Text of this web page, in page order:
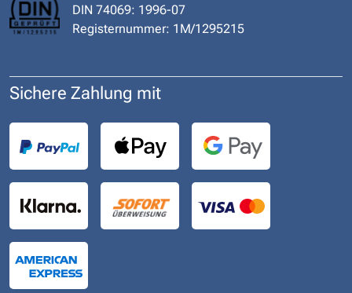
DIN 74069: 1996-07
Registernummer: 1M/1295215
Sichere Zahlung mit